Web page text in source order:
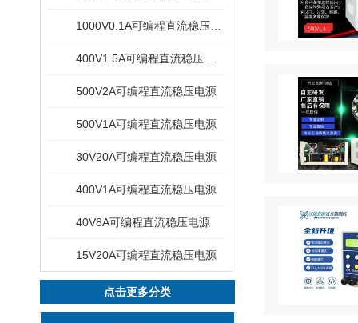
500V2A可编程直流稳压电源
500V1A可编程直流稳压电源
30V20A可编程直流稳压电源
400V1A可编程直流稳压电源
40V8A可编程直流稳压电源
15V20A可编程直流稳压电源
点击更多分类